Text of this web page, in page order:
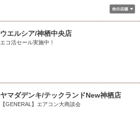
ウエルシア/神栖中央店
エコ活セール実施中！
ヤマダデンキ/テックランドNew神栖店
【GENERAL】エアコン大商談会